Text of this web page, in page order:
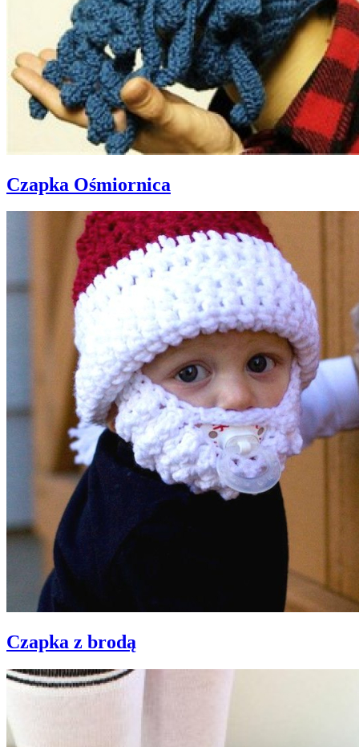
Czapka Ośmiornica
Czapka z brodą